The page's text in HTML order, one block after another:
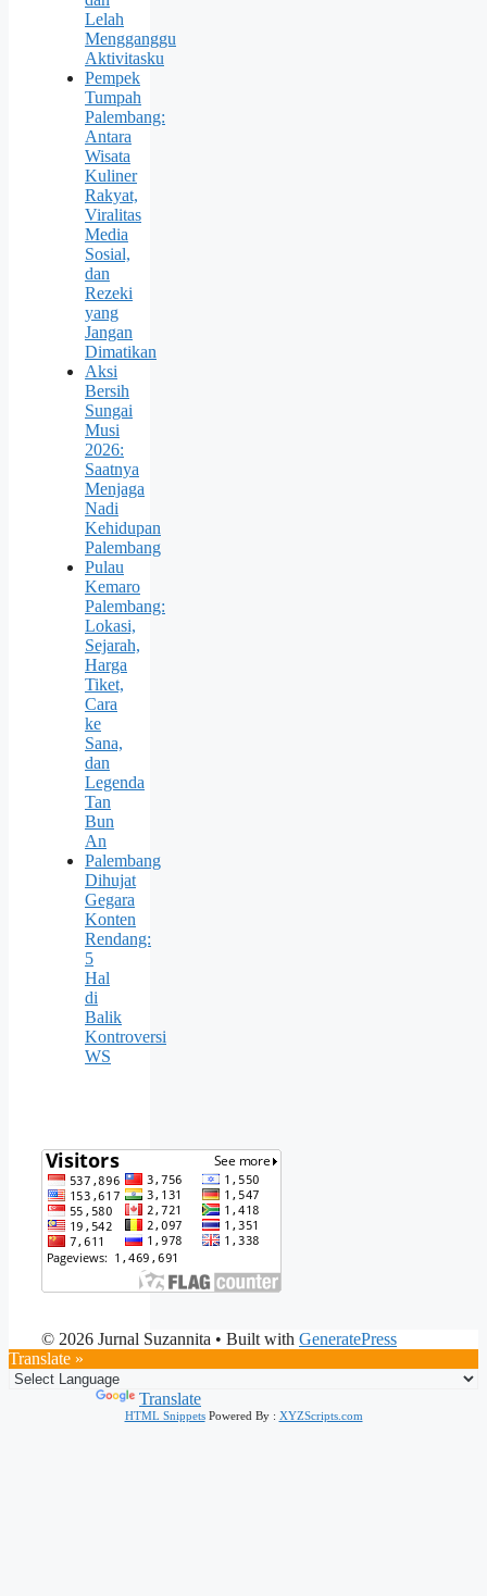
Lelah
Mengganggu
Aktivitasku
Pempek
Tumpah
Palembang:
Antara
Wisata
Kuliner
Rakyat,
Viralitas
Media
Sosial,
dan
Rezeki
yang
Jangan
Dimatikan
Aksi
Bersih
Sungai
Musi
2026:
Saatnya
Menjaga
Nadi
Kehidupan
Palembang
Pulau
Kemaro
Palembang:
Lokasi,
Sejarah,
Harga
Tiket,
Cara
ke
Sana,
dan
Legenda
Tan
Bun
An
Palembang
Dihujat
Gegara
Konten
Rendang:
5
Hal
di
Balik
Kontroversi
WS
© 2026 Jurnal Suzannita • Built with GeneratePress
Translate »
Translate
HTML SnippetsPowered By : XYZScripts.com